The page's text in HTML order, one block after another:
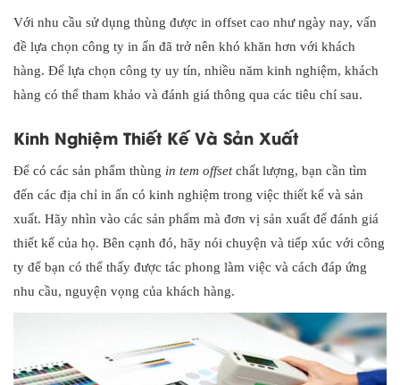
Với nhu cầu sử dụng thùng được in offset cao như ngày nay, vấn
đề lựa chọn công ty in ấn đã trở nên khó khăn hơn với khách
hàng. Để lựa chọn công ty uy tín, nhiều năm kinh nghiệm, khách
hàng có thể tham khảo và đánh giá thông qua các tiêu chí sau.
Kinh Nghiệm Thiết Kế Và Sản Xuất
Để có các sản phẩm thùng in tem offsetchất lượng, bạn cần tìm
đến các địa chỉ in ấn có kinh nghiệm trong việc thiết kế và sản
xuất. Hãy nhìn vào các sản phẩm mà đơn vị sản xuất để đánh giá
thiết kế của họ. Bên cạnh đó, hãy nói chuyện và tiếp xúc với công
ty để bạn có thể thấy được tác phong làm việc và cách đáp ứng
nhu cầu, nguyện vọng của khách hàng.